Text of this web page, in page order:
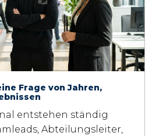
Frage von Jahren,
entstehen ständig
Abteilungsleiter,